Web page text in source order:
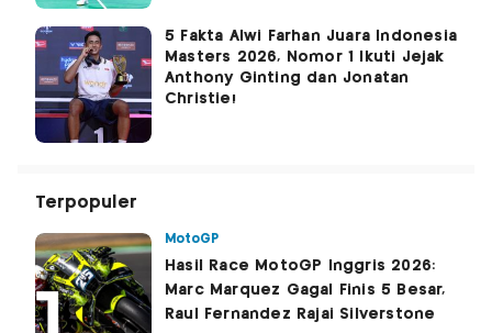
5 Fakta Alwi Farhan Juara Indonesia
Masters 2026, Nomor 1 Ikuti Jejak
Anthony Ginting dan Jonatan
Christie!
Terpopuler
MotoGP
Hasil Race MotoGP Inggris 2026:
Marc Marquez Gagal Finis 5 Besar,
Raul Fernandez Rajai Silverstone